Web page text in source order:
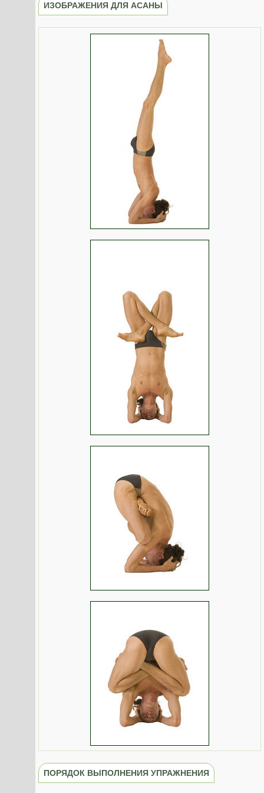
ИЗОБРАЖЕНИЯ ДЛЯ АСАНЫ
ПОРЯДОК ВЫПОЛНЕНИЯ УПРАЖНЕНИЯ